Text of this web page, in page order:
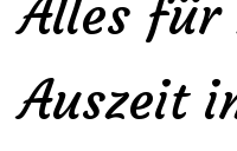
Alles für
Auszeit